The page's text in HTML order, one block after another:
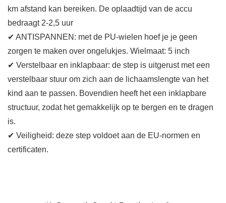
km afstand kan bereiken. De oplaadtijd van de accu
bedraagt 2-2,5 uur
✔ ANTISPANNEN: met de PU-wielen hoef je je geen
zorgen te maken over ongelukjes. Wielmaat: 5 inch
✔ Verstelbaar en inklapbaar: de step is uitgerust met een
verstelbaar stuur om zich aan de lichaamslengte van het
kind aan te passen. Bovendien heeft het een inklapbare
structuur, zodat het gemakkelijk op te bergen en te dragen
is.
✔ Veiligheid: deze step voldoet aan de EU-normen en
certificaten.